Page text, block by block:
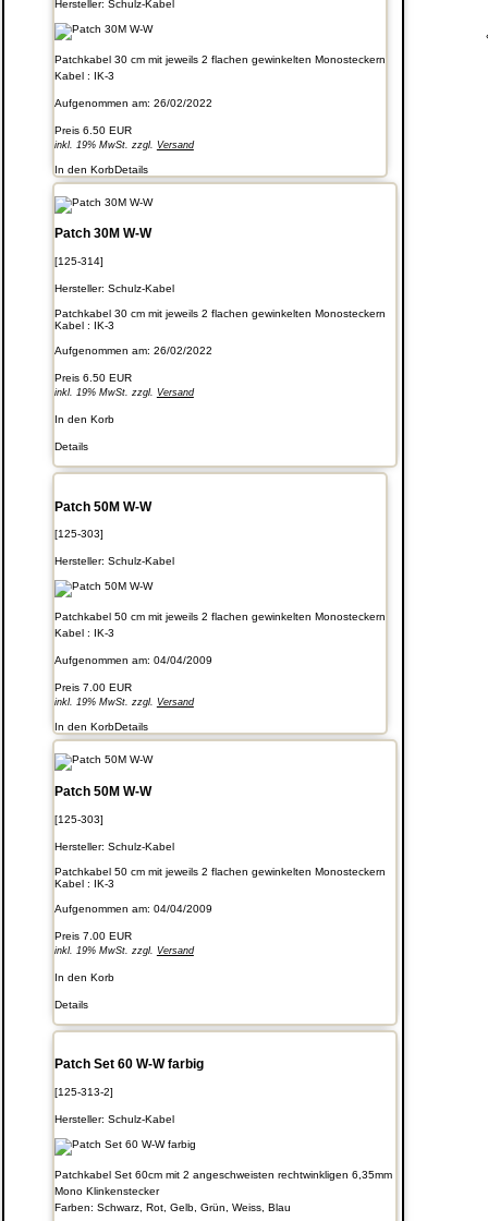
Hersteller: Schulz-Kabel
Patchkabel 30 cm mit jeweils 2 flachen gewinkelten Monosteckern
Kabel : IK-3
Aufgenommen am: 26/02/2022
Preis 6.50 EUR
inkl. 19% MwSt. zzgl. Versand
In den KorbDetails
Patch 30M W-W
[125-314]
Hersteller: Schulz-Kabel
Patchkabel 30 cm mit jeweils 2 flachen gewinkelten Monosteckern
Kabel : IK-3
Aufgenommen am: 26/02/2022
Preis 6.50 EUR
inkl. 19% MwSt. zzgl. Versand
In den Korb
Details
Patch 50M W-W
[125-303]
Hersteller: Schulz-Kabel
Patchkabel 50 cm mit jeweils 2 flachen gewinkelten Monosteckern
Kabel : IK-3
Aufgenommen am: 04/04/2009
Preis 7.00 EUR
inkl. 19% MwSt. zzgl. Versand
In den KorbDetails
Patch 50M W-W
[125-303]
Hersteller: Schulz-Kabel
Patchkabel 50 cm mit jeweils 2 flachen gewinkelten Monosteckern
Kabel : IK-3
Aufgenommen am: 04/04/2009
Preis 7.00 EUR
inkl. 19% MwSt. zzgl. Versand
In den Korb
Details
Patch Set 60 W-W farbig
[125-313-2]
Hersteller: Schulz-Kabel
Patchkabel Set 60cm mit 2 angeschweisten rechtwinkligen 6,35mm
Mono Klinkenstecker
Farben: Schwarz, Rot, Gelb, Grün, Weiss, Blau